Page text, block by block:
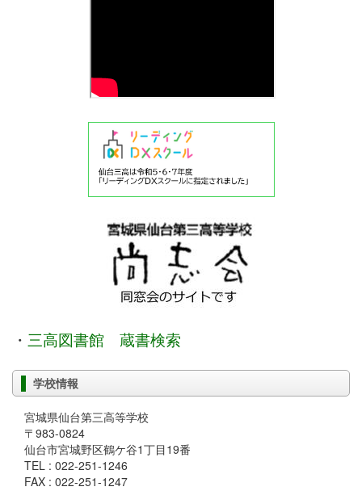
・ 三高図書館 蔵書検索
学校情報
宮城県仙台第三高等学校
〒983-0824
仙台市宮城野区鶴ケ谷1丁目19番
TEL : 022-251-1246
FAX : 022-251-1247